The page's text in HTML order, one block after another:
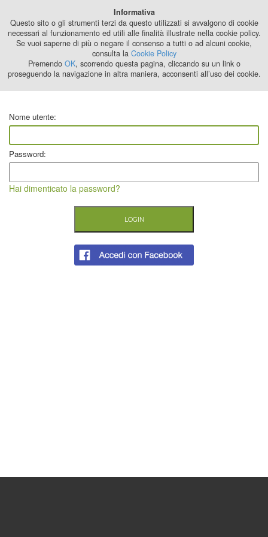
2024
Nome utente:
Password:
Hai dimenticato la password?
Informativa
Questo sito o gli strumenti terzi da questo utilizzati si avvalgono di cookie
necessari al funzionamento ed utili alle finalità illustrate nella cookie policy.
Se vuoi saperne di più o negare il consenso a tutti o ad alcuni cookie,
consulta la Cookie Policy
Premendo OK, scorrendo questa pagina, cliccando su un link o
proseguendo la navigazione in altra maniera, acconsenti all’uso dei cookie.